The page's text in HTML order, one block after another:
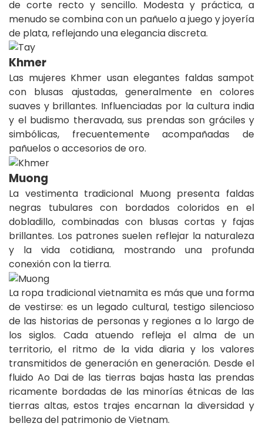
de corte recto y sencillo. Modesta y práctica, a
menudo se combina con un pañuelo a juego y joyería
de plata, reflejando una elegancia discreta.
Khmer
Las mujeres Khmer usan elegantes faldas sampot
con blusas ajustadas, generalmente en colores
suaves y brillantes. Influenciadas por la cultura india
y el budismo theravada, sus prendas son gráciles y
simbólicas, frecuentemente acompañadas de
pañuelos o accesorios de oro.
Muong
La vestimenta tradicional Muong presenta faldas
negras tubulares con bordados coloridos en el
dobladillo, combinadas con blusas cortas y fajas
brillantes. Los patrones suelen reflejar la naturaleza
y la vida cotidiana, mostrando una profunda
conexión con la tierra.
La ropa tradicional vietnamita es más que una forma
de vestirse: es un legado cultural, testigo silencioso
de las historias de personas y regiones a lo largo de
los siglos. Cada atuendo refleja el alma de un
territorio, el ritmo de la vida diaria y los valores
transmitidos de generación en generación. Desde el
fluido Ao Dai de las tierras bajas hasta las prendas
ricamente bordadas de las minorías étnicas de las
tierras altas, estos trajes encarnan la diversidad y
belleza del patrimonio de Vietnam.